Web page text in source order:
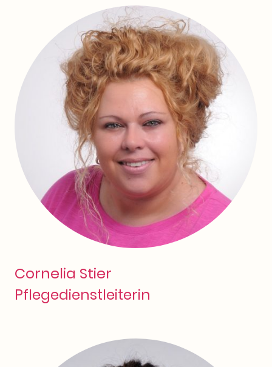
Cornelia Stier
Pflegedienstleiterin